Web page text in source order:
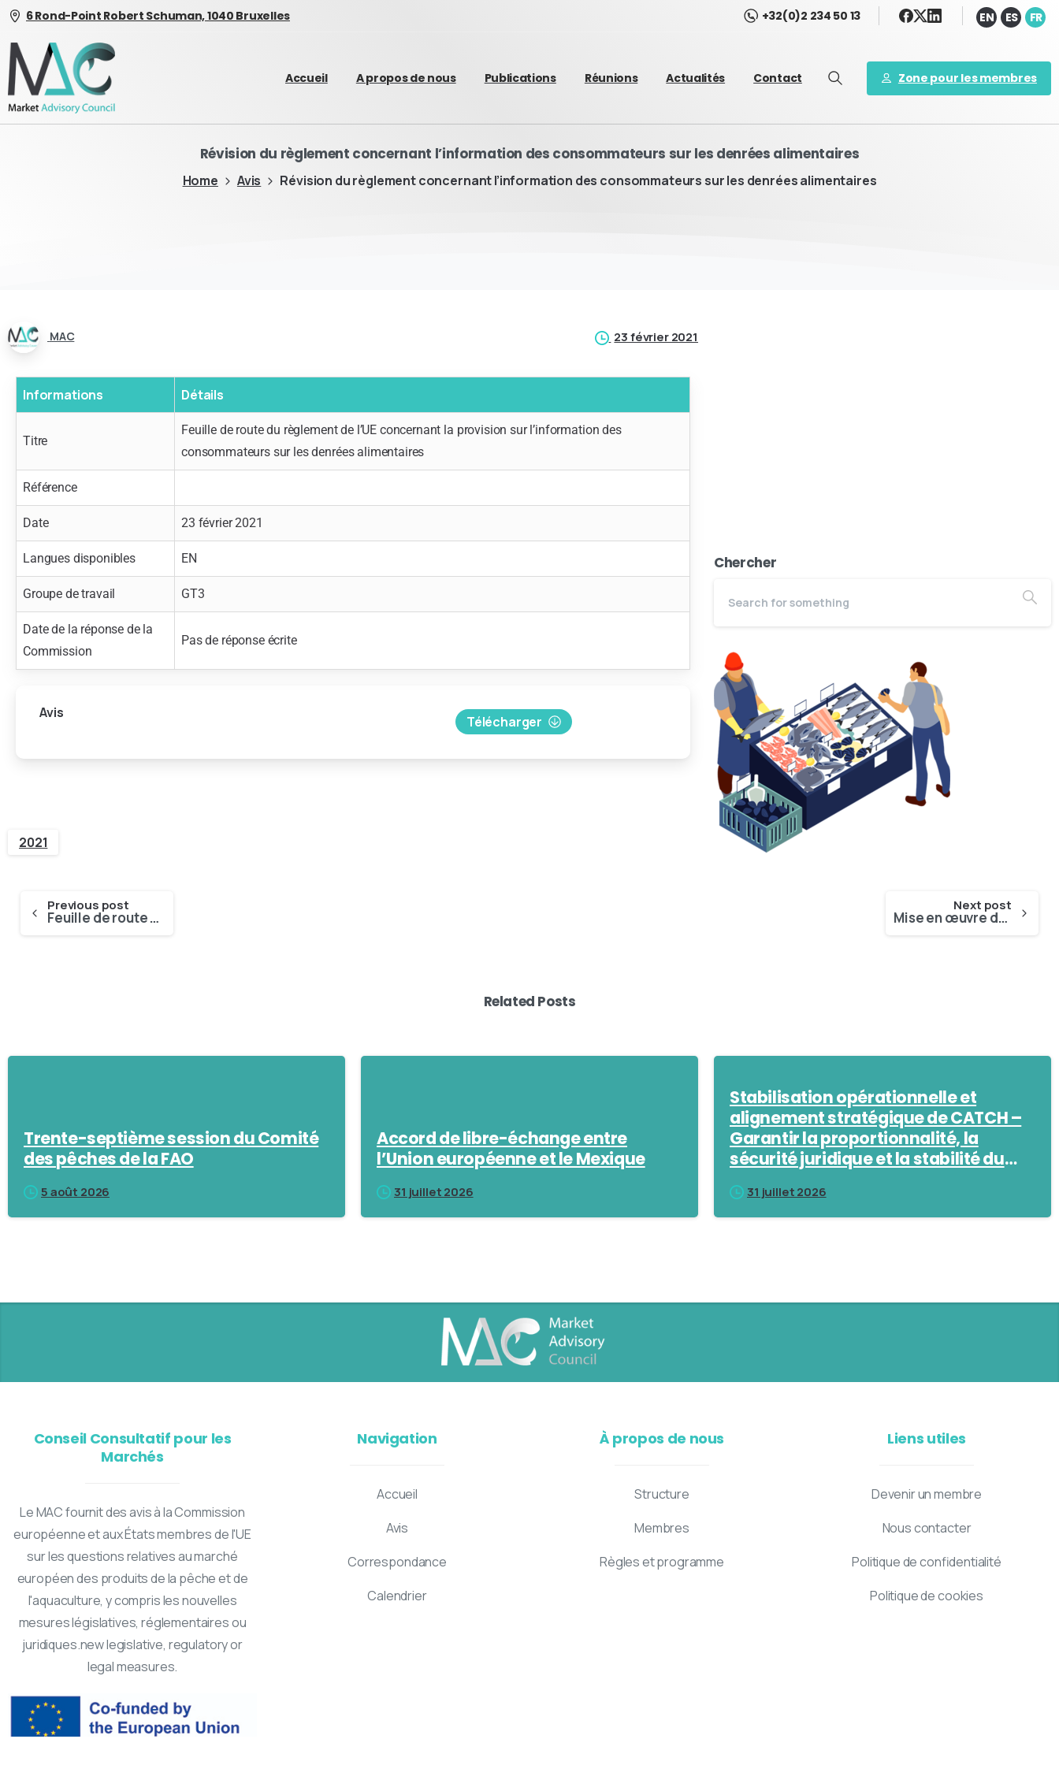
6 Rond-Point Robert Schuman, 1040 Bruxelles +32(0)2 234 50 13 EN ES FR
Accueil A propos de nous Publications Réunions Actualités Contact Zone pour les membres
Révision du règlement concernant l’information des consommateurs sur les denrées alimentaires
Home Avis Révision du règlement concernant l’information des consommateurs sur les denrées alimentaires
MAC 23 février 2021
Informations Détails
Titre
Feuille de route du règlement de l’UE concernant la provision sur l’information des
consommateurs sur les denrées alimentaires
Référence
Date 23 février 2021
Langues disponibles EN
Groupe de travail GT3
Date de la réponse de la
Commission
Pas de réponse écrite
Avis
Télécharger
2021
Chercher
Previous post
Feuille de route sur la révision des règles de l’UE relatives aux matériaux en contact avec les aliments (FCM)
Next post
Mise en œuvre de l’obligation de débarquement 2020
Related Posts
Trente-septième session du Comité
des pêches de la FAO
5 août 2026
Accord de libre-échange entre
l’Union européenne et le Mexique
31 juillet 2026
Stabilisation opérationnelle et
alignement stratégique de CATCH –
Garantir la proportionnalité, la
sécurité juridique et la stabilité du
31 juillet 2026
Conseil Consultatif pour les
Marchés
Le MAC fournit des avis à la Commission
européenne et aux États membres de l'UE
sur les questions relatives au marché
européen des produits de la pêche et de
l'aquaculture, y compris les nouvelles
mesures législatives, réglementaires ou
juridiques.new legislative, regulatory or
legal measures.
Navigation
Accueil
Avis
Correspondance
Calendrier
À propos de nous
Structure
Membres
Règles et programme
Liens utiles
Devenir un membre
Nous contacter
Politique de confidentialité
Politique de cookies